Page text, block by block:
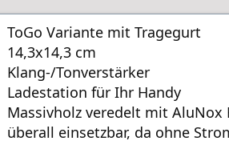
ToGo Variante mit Tragegurt
14,3x14,3 cm
Klang-/Tonverstärker
Ladestation für Ihr Handy
Massivholz veredelt mit AluNox
überall einsetzbar, da ohne